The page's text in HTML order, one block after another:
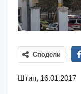
Сподели
Штип, 16.01.2017